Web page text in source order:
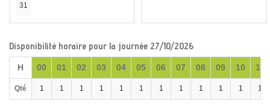
31
Disponibilité horaire pour la journée 27/10/2026
H 00 01 02 03 04 05 06 07 08 09 10 11
Qté 1 1 1 1 1 1 1 1 1 1 1 1